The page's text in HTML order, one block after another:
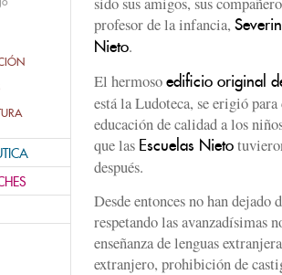
profesor de la infancia,
Nieto.
El hermosoedificio original
está la Ludoteca, se erigió
educación de calidad a los
que las Escuelas Nieto
después.
Desde entonces no han
respetando las avanzadísimas
enseñanza de lenguas
extranjero, prohibición de